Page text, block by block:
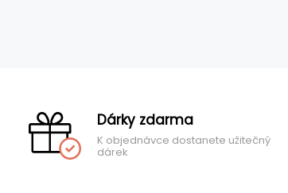
Dárky zdarma
K objednávce dostanete užitečný
dárek